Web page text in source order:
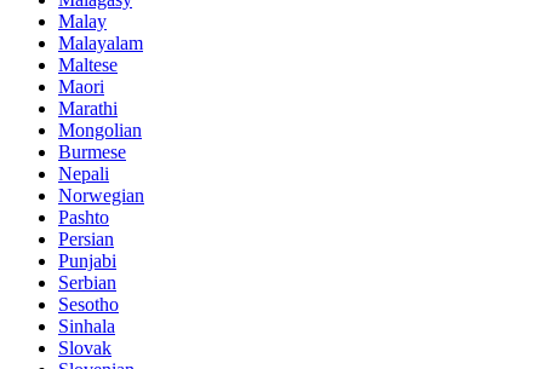
Malay
Malayalam
Maltese
Maori
Marathi
Mongolian
Burmese
Nepali
Norwegian
Pashto
Persian
Punjabi
Serbian
Sesotho
Sinhala
Slovak